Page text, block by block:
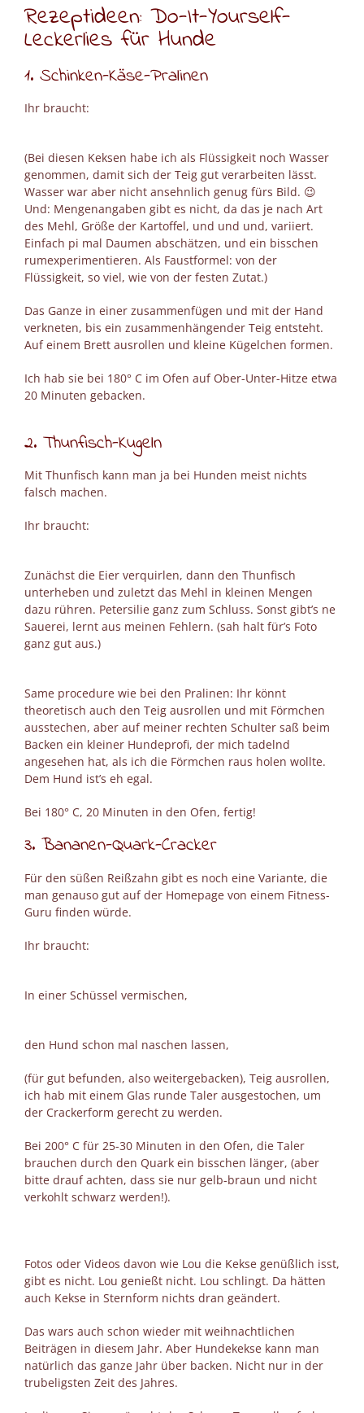
Rezeptideen: Do-It-Yourself-
Leckerlies für Hunde
1. Schinken-Käse-Pralinen
Ihr braucht:
(Bei diesen Keksen habe ich als Flüssigkeit noch Wasser
genommen, damit sich der Teig gut verarbeiten lässt.
Wasser war aber nicht ansehnlich genug fürs Bild. 😉
Und: Mengenangaben gibt es nicht, da das je nach Art
des Mehl, Größe der Kartoffel, und und und, variiert.
Einfach pi mal Daumen abschätzen, und ein bisschen
rumexperimentieren. Als Faustformel: von der
Flüssigkeit, so viel, wie von der festen Zutat.)
Das Ganze in einer zusammenfügen und mit der Hand
verkneten, bis ein zusammenhängender Teig entsteht.
Auf einem Brett ausrollen und kleine Kügelchen formen.
Ich hab sie bei 180° C im Ofen auf Ober-Unter-Hitze etwa
20 Minuten gebacken.
2. Thunfisch-Kugeln
Mit Thunfisch kann man ja bei Hunden meist nichts
falsch machen.
Ihr braucht:
Zunächst die Eier verquirlen, dann den Thunfisch
unterheben und zuletzt das Mehl in kleinen Mengen
dazu rühren. Petersilie ganz zum Schluss. Sonst gibt’s ne
Sauerei, lernt aus meinen Fehlern. (sah halt für’s Foto
ganz gut aus.)
Same procedure wie bei den Pralinen: Ihr könnt
theoretisch auch den Teig ausrollen und mit Förmchen
ausstechen, aber auf meiner rechten Schulter saß beim
Backen ein kleiner Hundeprofi, der mich tadelnd
angesehen hat, als ich die Förmchen raus holen wollte.
Dem Hund ist’s eh egal.
Bei 180° C, 20 Minuten in den Ofen, fertig!
3. Bananen-Quark-Cracker
Für den süßen Reißzahn gibt es noch eine Variante, die
man genauso gut auf der Homepage von einem Fitness-
Guru finden würde.
Ihr braucht:
In einer Schüssel vermischen,
den Hund schon mal naschen lassen,
(für gut befunden, also weitergebacken), Teig ausrollen,
ich hab mit einem Glas runde Taler ausgestochen, um
der Crackerform gerecht zu werden.
Bei 200° C für 25-30 Minuten in den Ofen, die Taler
brauchen durch den Quark ein bisschen länger, (aber
bitte drauf achten, dass sie nur gelb-braun und nicht
verkohlt schwarz werden!).
Fotos oder Videos davon wie Lou die Kekse genüßlich isst,
gibt es nicht. Lou genießt nicht. Lou schlingt. Da hätten
auch Kekse in Sternform nichts dran geändert.
Das wars auch schon wieder mit weihnachtlichen
Beiträgen in diesem Jahr. Aber Hundekekse kann man
natürlich das ganze Jahr über backen. Nicht nur in der
trubeligsten Zeit des Jahres.